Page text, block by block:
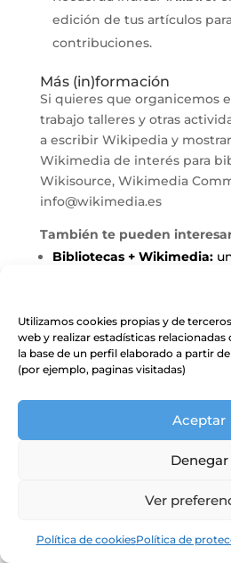
Utilizamos cookies propias y de
web y realizar estadísticas
la base de un perfil elaborado a partir
(por ejemplo, paginas visitadas)
Aceptar
Denegar
Ver
Política de cookiesPolítica de
edición de tus artículos
contribuciones.
Más (in)formación
Si quieres que organicemos
trabajo talleres y otras
a escribir Wikipedia y
Wikimedia de interés para
Wikisource, Wikimedia
info@wikimedia.es
También te pueden
Bibliotecas + Wikimedia:
desinformación en
CampañaNinguna
Decálogos para la lucha
Entradas